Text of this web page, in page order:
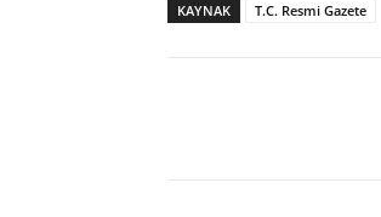
KAYNAK T.C. Resmi Gazete